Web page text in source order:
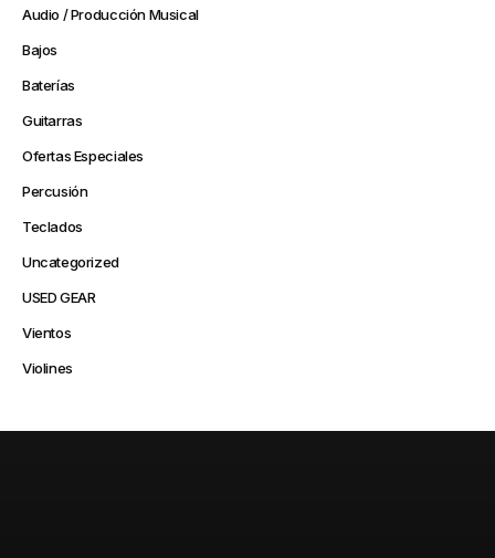
Audio / Producción Musical
Bajos
Baterías
Guitarras
Ofertas Especiales
Percusión
Teclados
Uncategorized
USED GEAR
Vientos
Violines